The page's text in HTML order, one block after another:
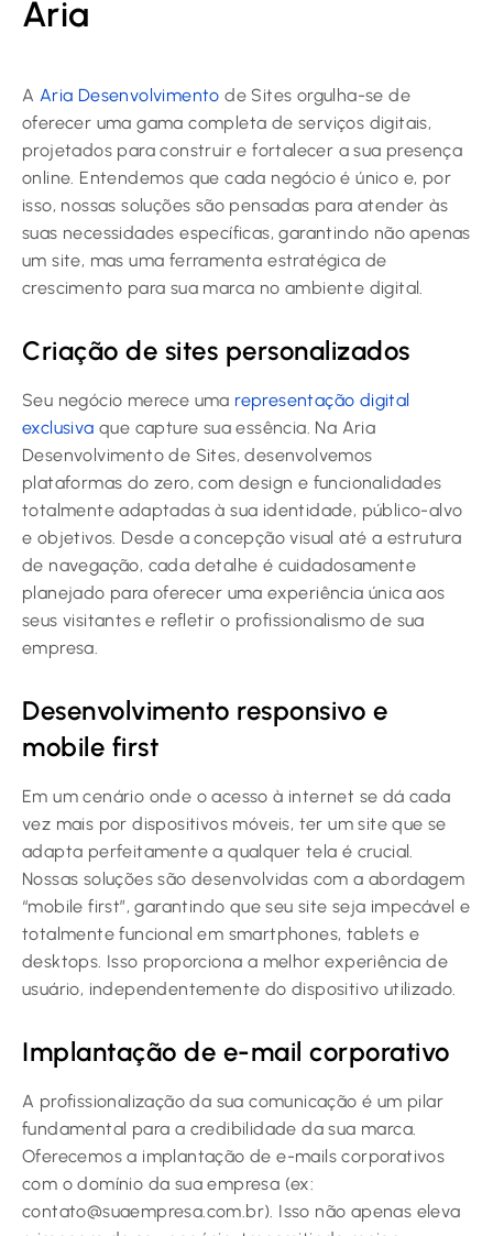
Aria
A Aria Desenvolvimento de Sites orgulha-se de
oferecer uma gama completa de serviços digitais,
projetados para construir e fortalecer a sua presença
online. Entendemos que cada negócio é único e, por
isso, nossas soluções são pensadas para atender às
suas necessidades específicas, garantindo não apenas
um site, mas uma ferramenta estratégica de
crescimento para sua marca no ambiente digital.
Criação de sites personalizados
Seu negócio merece uma representação digital
exclusiva que capture sua essência. Na Aria
Desenvolvimento de Sites, desenvolvemos
plataformas do zero, com design e funcionalidades
totalmente adaptadas à sua identidade, público-alvo
e objetivos. Desde a concepção visual até a estrutura
de navegação, cada detalhe é cuidadosamente
planejado para oferecer uma experiência única aos
seus visitantes e refletir o profissionalismo de sua
empresa.
Desenvolvimento responsivo e
mobile first
Em um cenário onde o acesso à internet se dá cada
vez mais por dispositivos móveis, ter um site que se
adapta perfeitamente a qualquer tela é crucial.
Nossas soluções são desenvolvidas com a abordagem
“mobile first”, garantindo que seu site seja impecável e
totalmente funcional em smartphones, tablets e
desktops. Isso proporciona a melhor experiência de
usuário, independentemente do dispositivo utilizado.
Implantação de e-mail corporativo
A profissionalização da sua comunicação é um pilar
fundamental para a credibilidade da sua marca.
Oferecemos a implantação de e-mails corporativos
com o domínio da sua empresa (ex:
contato@suaempresa.com.br). Isso não apenas eleva